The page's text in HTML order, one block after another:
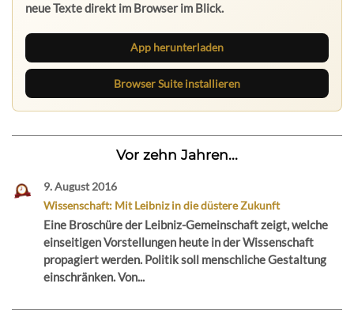
neue Texte direkt im Browser im Blick.
App herunterladen
Browser Suite installieren
Vor zehn Jahren...
9. August 2016
Wissenschaft: Mit Leibniz in die düstere Zukunft
Eine Broschüre der Leibniz-Gemeinschaft zeigt, welche
einseitigen Vorstellungen heute in der Wissenschaft
propagiert werden. Politik soll menschliche Gestaltung
einschränken. Von...